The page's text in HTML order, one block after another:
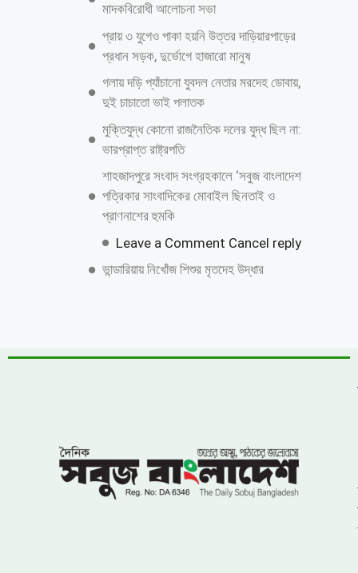
মাদকবিরোধী আলোচনা সভা
প্রায় ৩ যুগেও পাকা হয়নি উত্তর দাড়িয়ারপাড়ের
প্রধান সড়ক, দুর্ভোগে হাজারো মানুষ
গলায় দড়ি প্যাঁচানো যুবদল নেতার মরদেহ ডোবায়,
দুই চাচাতো ভাই পলাতক
মুক্তিযুদ্ধ কোনো রাজনৈতিক দলের যুদ্ধ ছিল না:
ভারপ্রাপ্ত রাষ্ট্রপতি
শাহজাদপুরে সংবাদ সংগ্রহকালে ‘সবুজ বাংলাদেশ
পত্রিকার সাংবাদিকের মোবাইল ছিনতাই ও
প্রাণনাশের হুমকি
Leave a Comment Cancel reply
ভান্ডারিয়ায় নিখোঁজ শিশুর মৃতদেহ উদ্ধার